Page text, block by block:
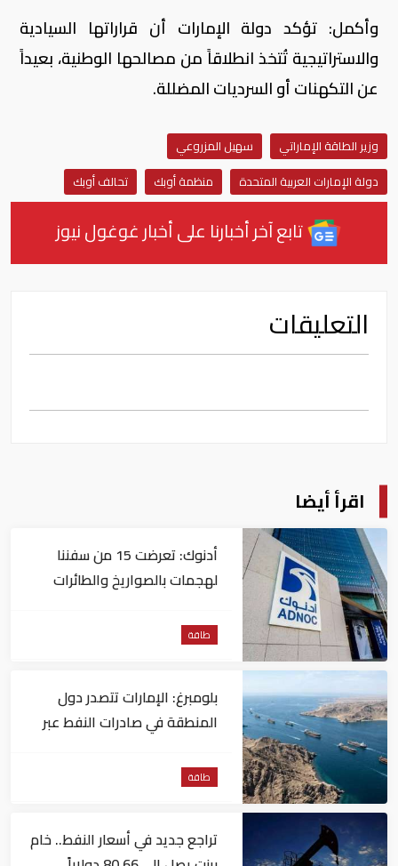
وأكمل: تؤكد دولة الإمارات أن قراراتها السيادية
والاستراتيجية تُتخذ انطلاقاً من مصالحها الوطنية، بعيداً
عن التكهنات أو السرديات المضللة.
وزير الطاقة الإماراتي
سهيل المزروعي
دولة الإمارات العربية المتحدة
منظمة أوبك تحالف أوبك
تابع آخر أخبارنا على أخبار غوغول نيوز
التعليقات
اقرأ أيضا
أدنوك: تعرضت 15 من سفننا
لهجمات بالصواريخ والطائرات
طاقة
بلومبرغ: الإمارات تتصدر دول
المنطقة في صادرات النفط عبر
طاقة
تراجع جديد في أسعار النفط.. خام